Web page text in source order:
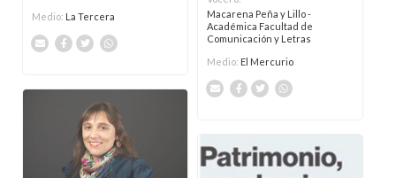
Medio: La Tercera
Macarena Peña y Lillo -
Académica Facultad de
Comunicación y Letras
Medio: El Mercurio